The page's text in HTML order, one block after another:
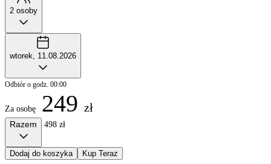
2 osoby
wtorek, 11.08.2026
Odbiór o godz. 00:00
Za osobę 249 zł
Razem 498 zł
Dodaj do koszyka Kup Teraz